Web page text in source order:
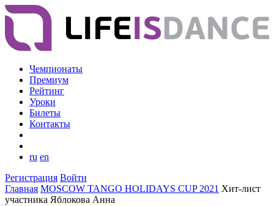
Чемпионаты
Премиум
Рейтинг
Уроки
Билеты
Контакты
ru en
Регистрация Войти
Главная MOSCOW TANGO HOLIDAYS CUP 2021 Хит-лист
участника Яблокова Анна